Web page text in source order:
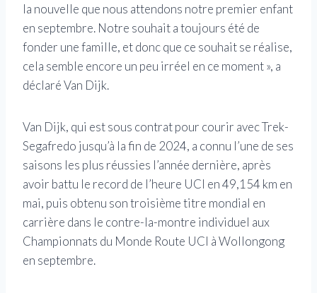
la nouvelle que nous attendons notre premier enfant
en septembre. Notre souhait a toujours été de
fonder une famille, et donc que ce souhait se réalise,
cela semble encore un peu irréel en ce moment », a
déclaré Van Dijk.
Van Dijk, qui est sous contrat pour courir avec Trek-
Segafredo jusqu’à la fin de 2024, a connu l’une de ses
saisons les plus réussies l’année dernière, après
avoir battu le record de l’heure UCI en 49,154 km en
mai, puis obtenu son troisième titre mondial en
carrière dans le contre-la-montre individuel aux
Championnats du Monde Route UCI à Wollongong
en septembre.